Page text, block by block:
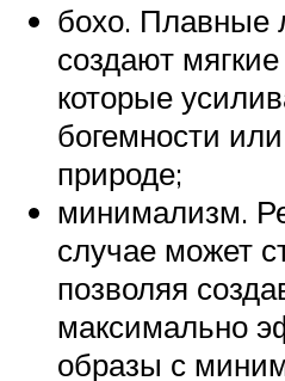
бохо. Плавные
создают
которые
богемности
природе;
минимализм.
случае может
позволяя
максимально
образы с